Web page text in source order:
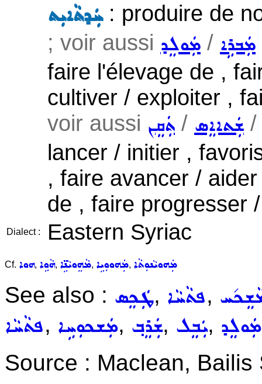
ܚܲܕܬܵܐܝܼܬ: produire de
; voir aussi ܡܲܘܠܸܕ / ܡܲܒܪܹܐ
faire l'élevage de ,
cultiver / exploiter ,
voir aussi ܬܲܩܸܢ / ܫܲܬܐܐܸܣ
lancer / initier ,
, faire avancer /
de , faire progresser
Dialect : Eastern Syriac
Cf. ܗܘܐ, ܗܵܘܹܐ, ܡܵܗܸܘܝܵܢܹ̈ܐ, ܡܲܗܘܘܼܝܹܐ, ܡܲܗܘܝܵܢܘܼܬܵܐ
See also : ܛܲܟܸܣ, ܦܬܵܚܵܐ,
ܦܬܵܚܵܐ, ܡܲܫܟܘܼܚܹܐ, ܫܲܪܸܒ݂, ܝܲܒܸܠ, ܡܲܘܠܸܕ
Source : Maclean, Bailis